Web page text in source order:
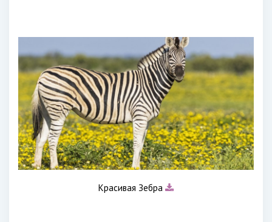
Красивая Зебра